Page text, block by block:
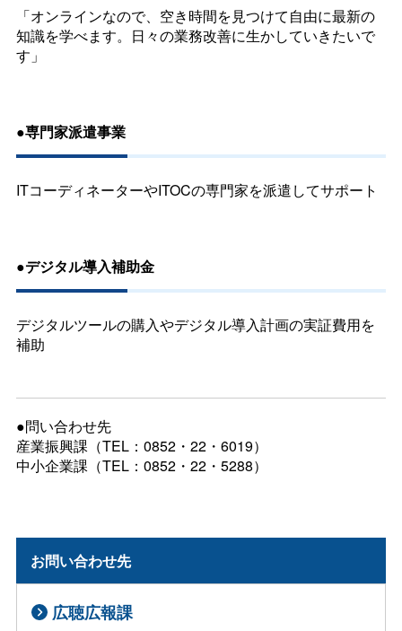
「オンラインなので、空き時間を見つけて自由に最新の
知識を学べます。日々の業務改善に生かしていきたいで
す」
●専門家派遣事業
ITコーディネーターやITOCの専門家を派遣してサポート
●デジタル導入補助金
デジタルツールの購入やデジタル導入計画の実証費用を
補助
●問い合わせ先
産業振興課（TEL：0852・22・6019）
中小企業課（TEL：0852・22・5288）
お問い合わせ先
広聴広報課